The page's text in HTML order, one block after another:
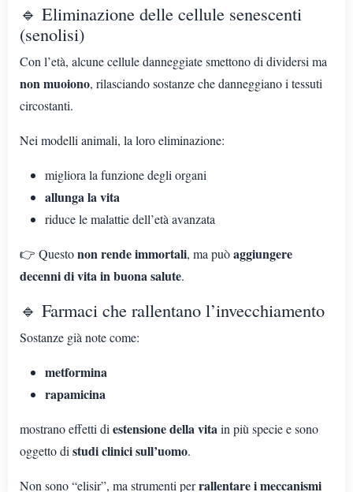
🔹 Eliminazione delle cellule senescenti
(senolisi)
Con l’età, alcune cellule danneggiate smettono di dividersi ma
non muoiono, rilasciando sostanze che danneggiano i tessuti
circostanti.
Nei modelli animali, la loro eliminazione:
migliora la funzione degli organi
allunga la vita
riduce le malattie dell’età avanzata
👉 Questonon rende immortali, ma puòaggiungere
decenni di vita in buona salute.
🔹 Farmaci che rallentano l’invecchiamento
Sostanze già note come:
metformina
rapamicina
mostrano effetti di estensione della vitain più specie e sono
oggetto di studi clinici sull’uomo.
Non sono “elisir”, ma strumenti perrallentare i meccanismi